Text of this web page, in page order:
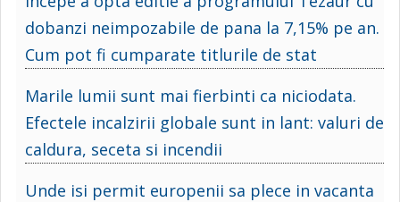
dobanzi neimpozabile de pana la 7,15% pe an.
Cum pot fi cumparate titlurile de stat
Marile lumii sunt mai fierbinti ca niciodata.
Efectele incalzirii globale sunt in lant: valuri de
caldura, seceta si incendii
Unde isi permit europenii sa plece in vacanta